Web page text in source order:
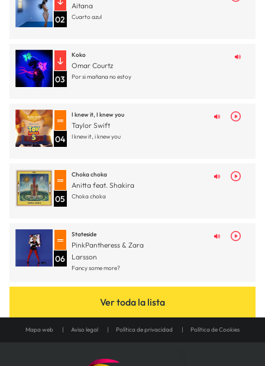
02
Aitana
Cuarto azul
03
Koko
Omar Courtz
Por si mañana no estoy
04
I knew it, I knew you
Taylor Swift
I knew it, i knew you
05
Choka choka
Anitta feat. Shakira
Choka choka
06
Stateside
PinkPantheress & Zara
Larsson
Fancy some more?
Ver toda la lista
Mapa web Aviso legal Política de privacidad Política de Cookies